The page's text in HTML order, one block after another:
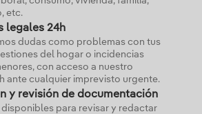
etc.
legales 24h
dudas como problemas con tus
del hogar o incidencias
con acceso a nuestro
ante cualquier imprevisto urgente.
y revisión de documentación
disponibles para revisar y redactar